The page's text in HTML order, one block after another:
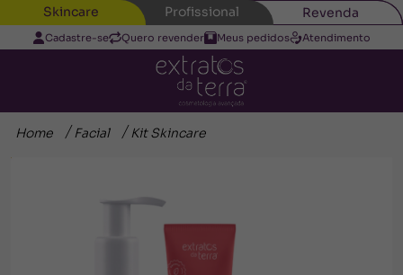
Skincare Profissional Revenda
Cadastre-se Quero revender Meus pedidos Atendimento
Home Facial Kit Skincare